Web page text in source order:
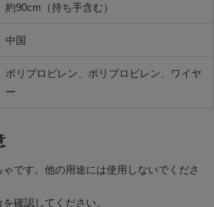
約90cm（持ち手含む）
中国
ポリプロピレン、ポリプロピレン、ワイヤ
ー
です。他の用途には使用しないでくださ
確認してください。